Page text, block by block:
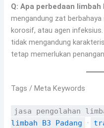
Q: Apa perbedaan limbah
mengandung zat
korosif, atau agen
tidak mengandung
tetap memerlukan
Tags / Meta Keywords
jasa pengolahan
limbah B3 Padang
·